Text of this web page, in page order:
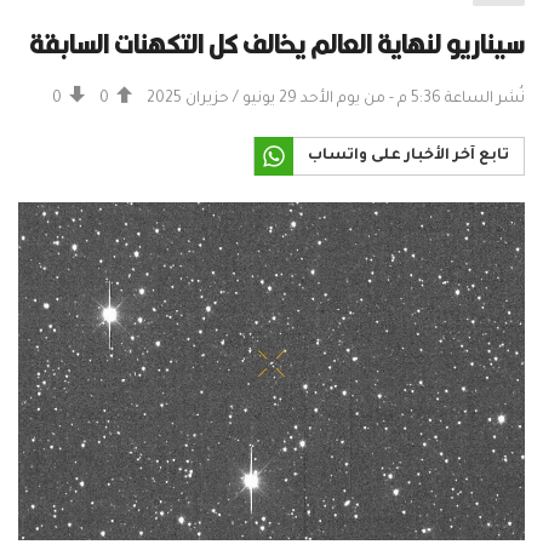
سيناريو لنهاية العالم يخالف كل التكهنات السابقة
نُشر الساعة 5:36 م - من يوم الأحد 29 يونيو / حزيران 2025 0
0
تابع آخر الأخبار على واتساب